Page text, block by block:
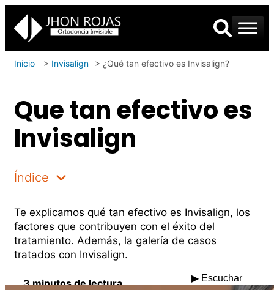
Inicio > Invisalign > ¿Qué tan efectivo es Invisalign?
Que tan efectivo es
Invisalign
Índice
Te explicamos qué tan efectivo es Invisalign, los
factores que contribuyen con el éxito del
tratamiento. Además, la galería de casos
tratados con Invisalign.
3 minutos de lectura ▶ Escuchar